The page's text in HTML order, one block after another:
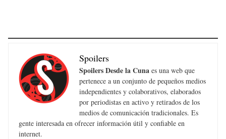
Spoilers
Spoilers Desde la Cuna es una web que
pertenece a un conjunto de pequeños medios
independientes y colaborativos, elaborados
por periodistas en activo y retirados de los
medios de comunicación tradicionales. Es
gente interesada en ofrecer información útil y confiable en
internet.